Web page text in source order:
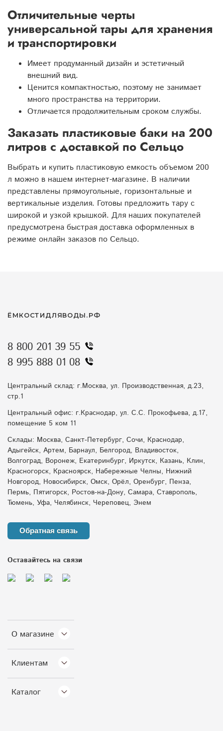
Отличительные черты
универсальной тары для хранения
и транспортировки
Имеет продуманный дизайн и эстетичный
внешний вид.
Ценится компактностью, поэтому не занимает
много пространства на территории.
Отличается продолжительным сроком службы.
Заказать пластиковые баки на 200
литров с доставкой по Сельцо
Выбрать и купить пластиковую емкость объемом 200
л можно в нашем интернет-магазине. В наличии
представлены прямоугольные, горизонтальные и
вертикальные изделия. Готовы предложить тару с
широкой и узкой крышкой. Для наших покупателей
предусмотрена быстрая доставка оформленных в
режиме онлайн заказов по Сельцо.
О магазине
Клиентам
Каталог
ЁМКОСТИДЛЯВОДЫ.РФ
8 800 201 39 55
8 995 888 01 08
Центральный склад: г.Москва, ул. Производственная, д.23,
стр.1
Центральный офис: г.Краснодар, ул. С.С. Прокофьева, д.17,
помещение 5 ком 11
Склады: Москва, Санкт-Петербург, Сочи, Краснодар,
Адыгейск, Артем, Барнаул, Белгород, Владивосток,
Волгоград, Воронеж, Екатеринбург, Иркутск, Казань, Клин,
Красногорск, Красноярск, Набережные Челны, Нижний
Новгород, Новосибирск, Омск, Орёл, Оренбург, Пенза,
Пермь, Пятигорск, Ростов-на-Дону, Самара, Ставрополь,
Тюмень, Уфа, Челябинск, Череповец, Энем
Обратная связь
Оставайтесь на связи